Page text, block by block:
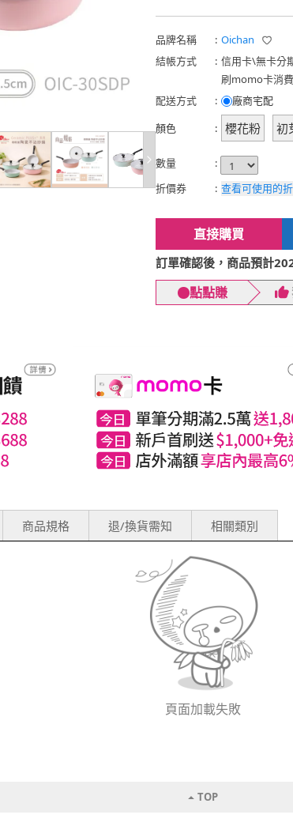
品牌名稱 : Oichan
結帳方式
: 信用卡\無卡分
刷momo卡消
配送方式
:
廠商宅配
顏色
: 櫻花粉 初
數量
:
折價券
: 查看可使用的
直接購買
訂單確認後，商品預計
點點賺
商品規格 退/換貨需知 相關類別
頁面加載失敗
TOP